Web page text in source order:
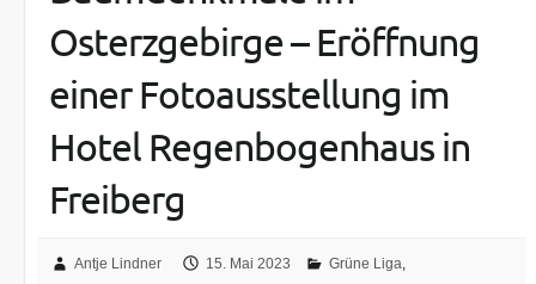
Osterzgebirge – Eröffnung
einer Fotoausstellung im
Hotel Regenbogenhaus in
Freiberg
Antje Lindner 15. Mai 2023 Grüne Liga,